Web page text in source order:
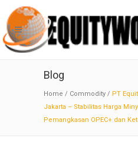
Blog
Home / Commodity / PT
Jakarta – Stabilitas Harga
Pemangkasan OPEC+ dan